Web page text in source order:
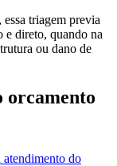
triagem previa
e direto, quando na
ou dano de
orcamento
do